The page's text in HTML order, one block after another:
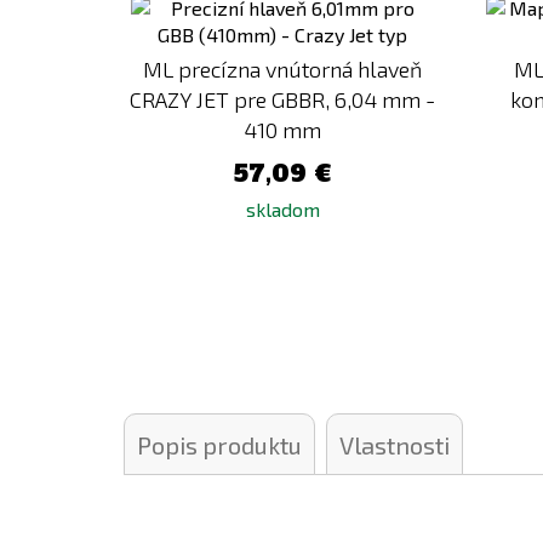
ML precízna vnútorná hlaveň
CRAZY JET pre GBBR, 6,04 mm -
410 mm
57,09 €
skladom
Popis produktu Vlastnosti